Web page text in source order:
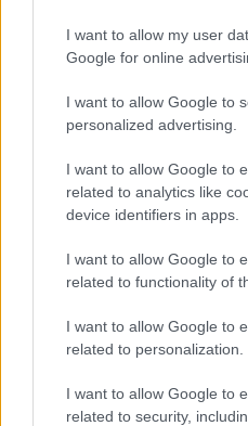
I want to allow my user
Google for online
I want to allow Google to
personalized advertising.
I want to allow Google to
related to analytics like
device identifiers in apps.
I want to allow Google to
related to functionality of
I want to allow Google to
related to personalization.
I want to allow Google to
related to security,
F
a
ce
b
o
o
T
w
it
te
r
Pi
n
te
re
st
W
h
at
s
A
p
Articolo
Prossimo
NOTIZIE RECENTI
Controlli rafforzati
arresti e 135
Tre milioni di
nuove aule nelle